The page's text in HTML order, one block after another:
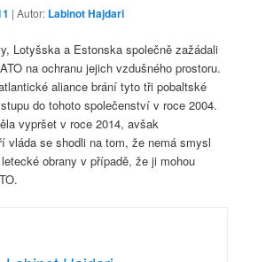
| Autor: Labinot Hajdari
Lotyšska a Estonska společně zažádali
na ochranu jejich vzdušného prostoru.
aliance brání tyto tři pobaltské
do tohoto společenství v roce 2004.
vypršet v roce 2014, avšak
vláda se shodli na tom, že nemá smysl
obrany v případě, že ji mohou